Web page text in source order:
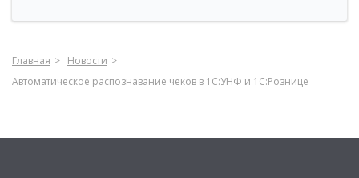
Главная
Новости
Автоматическое распознавание чеков в 1С:УНФ и 1С:Рознице